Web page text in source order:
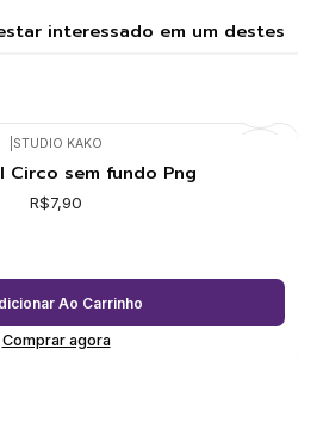
interessado em um destes
STUDIO KAKO
Circo sem fundo Png
R$7,90
Ao Carrinho
Comprar agora